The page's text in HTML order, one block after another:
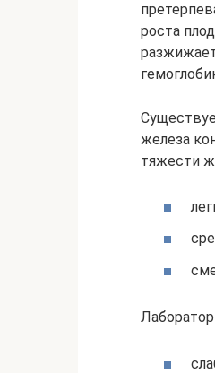
роста
железа
тяжести